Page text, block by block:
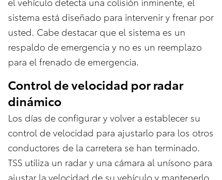
sistema está diseñado para intervenir y frenar por
usted. Cabe destacar que el sistema es un
respaldo de emergencia y no es un reemplazo
para el frenado de emergencia.
Control de velocidad por radar
dinámico
Los días de configurar y volver a establecer su
control de velocidad para ajustarlo para los otros
conductores de la carretera se han terminado.
TSS utiliza un radar y una cámara al unísono para
ajustar la velocidad de su vehículo y mantenerlo